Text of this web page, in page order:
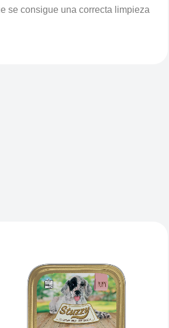
se consigue una correcta limpieza